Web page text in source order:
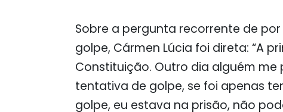
Sobre a pergunta recorrente de
golpe, Cármen Lúcia foi direta: “A
Constituição. Outro dia alguém
tentativa de golpe, se foi apenas
golpe, eu estava na prisão, não